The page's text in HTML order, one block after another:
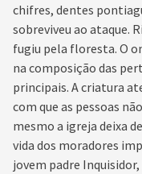
chifres, dentes
sobreviveu ao ataque.
fugiu pela floresta. O
na composição das
principais. A criatura
com que as pessoas
mesmo a igreja deixa
vida dos moradores
jovem padre